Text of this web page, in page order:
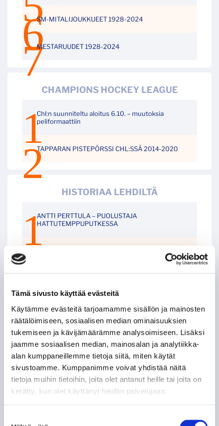
Tämä sivusto käyttää evästeitä
Käytämme evästeitä tarjoamamme sisällön ja mainosten
räätälöimiseen, sosiaalisen median ominaisuuksien
tukemiseen ja kävijämäärämme analysoimiseen. Lisäksi
jaamme sosiaalisen median, mainosalan ja analytiikka-
alan kumppaneillemme tietoja siitä, miten käytät
sivustoamme. Kumppanimme voivat yhdistää näitä
tietoja muihin tietoihin, joita olet antanut heille tai joita on
kerätty, kun olet käyttänyt heidän palvelujaan.
SM-MITALIJOUKKUEET 1928-2024
MESTARUUDET 1928-2024
CHAMPIONS HOCKEY LEAGUE
Chl:n suunniteltu aloitus 6.10. – muutoksia
peliformaattiin
TAPPARAN PISTEPÖRSSI CHL:SSÄ 2014-2020
HISTORIAA LEHDILTÄ
ANTTI PERTTULA – PUOLUSTAJA
HATTUTEMPPUPUTKESSA
KIRVESRINNOISSA
POHJOIS-AMERIKAN AMMATTILAISET TASON
MITTARINA
TAPPARAN RANSKALAINEN VISIITTI ALASARJAAN
TYYLITAITURIEN KRUUNAAMATON KUNINGAS